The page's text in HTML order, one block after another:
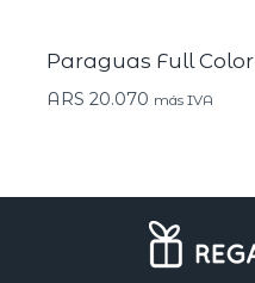
Paraguas Full Color
ARS 20.070 más IVA